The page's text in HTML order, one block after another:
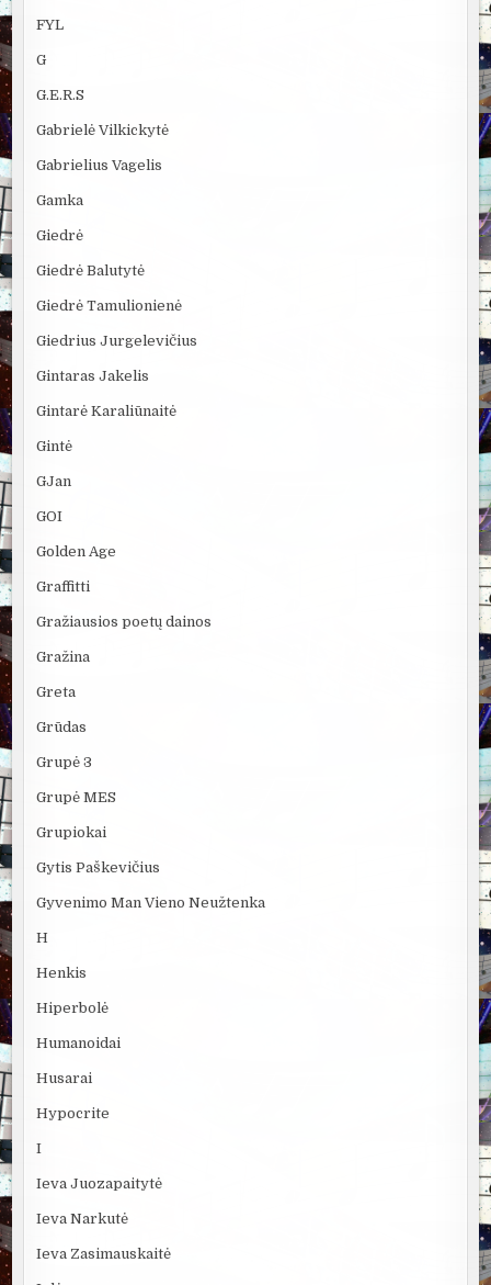
FYL
G
G.E.R.S
Gabrielė Vilkickytė
Gabrielius Vagelis
Gamka
Giedrė
Giedrė Balutytė
Giedrė Tamulionienė
Giedrius Jurgelevičius
Gintaras Jakelis
Gintarė Karaliūnaitė
Gintė
GJan
GOI
Golden Age
Graffitti
Gražiausios poetų dainos
Gražina
Greta
Grūdas
Grupė 3
Grupė MES
Grupiokai
Gytis Paškevičius
Gyvenimo Man Vieno Neužtenka
H
Henkis
Hiperbolė
Humanoidai
Husarai
Hypocrite
I
Ieva Juozapaitytė
Ieva Narkutė
Ieva Zasimauskaitė